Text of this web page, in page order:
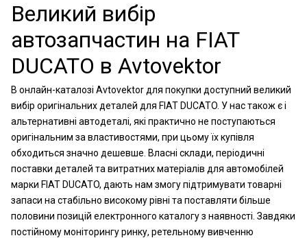
Великий вибір
автозапчастин на FIAT
DUCATO в Avtovektor
В онлайн-каталозі Avtovektor для покупки доступний великий
вибір оригінальних деталей для FIAT DUCATO. У нас також є і
альтернативні автодеталі, які практично не поступаються
оригінальним за властивостями, при цьому їх купівля
обходиться значно дешевше. Власні склади, періодичні
поставки деталей та витратних матеріалів для автомобілей
марки FIAT DUCATO, дають нам змогу підтримувати товарні
запаси на стабільно високому рівні та поставляти більше
половини позицій електронного каталогу з наявності. Завдяки
постійному моніторингу ринку, ретельному вивченню